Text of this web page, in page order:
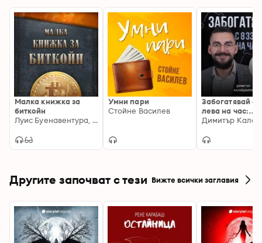
Малка книжка за
биткойн
Луис Буенавентура, Алекс Гладстийн, Александър Лойд, Алена Вранова, Алехандро Мачадо, Лили Лиу, Tими Аджибойе, Джими Сонг
Умни пари
Стойне Василев
Забогатявай с
лева на час:
Цялостен
недвижими
Другите започват с тези Вижте всички заглавия